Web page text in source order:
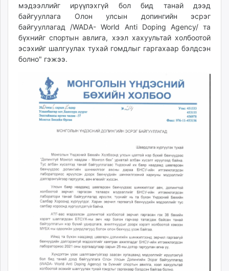
мэдээллийг ирүүлэхгүй бол бид танай дээд
байгууллага Олон улсын допингийн эсрэг
байгууллагад /WADA- World Anti Doping Agency/ та
бүхнийг спортын авлига, хээл хахуультай холбоотой
эсэхийг шалгуулах тухай гомдлыг гаргахаар бэлдсэн
болно" гэжээ.